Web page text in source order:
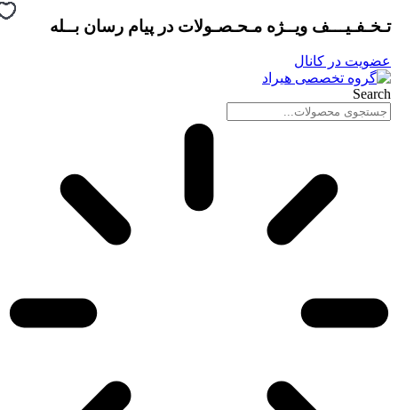
پرش
محتوا
تـخـفـیـــف ویــژه مـحـصـولات در پیام رسان بــله
عضویت در کانال
Search